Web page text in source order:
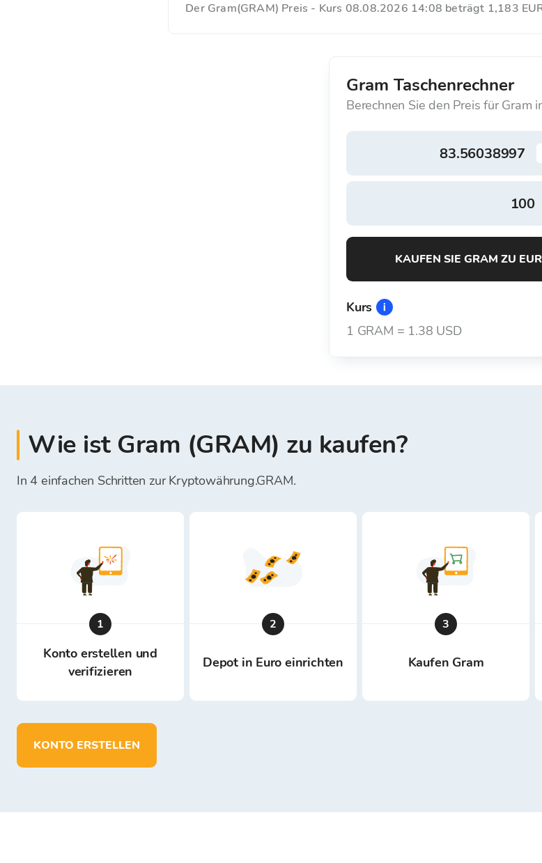
Der Gram(GRAM) Preis - Kurs 08.08.2026 14:08 beträgt 1,183
Gram Taschenrechner
Berechnen Sie den Preis für Gram
KAUFEN SIE GRAM ZU EUR
Kurs
1 GRAM = 1.38 USD
Wie ist Gram (GRAM) zu kaufen?
In 4 einfachen Schritten zur Kryptowährung.GRAM.
1
Konto erstellen und
verifizieren
2
Depot in Euro einrichten
3
Kaufen Gram
KONTO ERSTELLEN